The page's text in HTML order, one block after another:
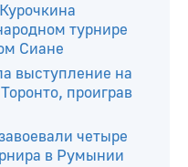
турнире
Сиане
выступление на
проиграв
четыре
в Румынии